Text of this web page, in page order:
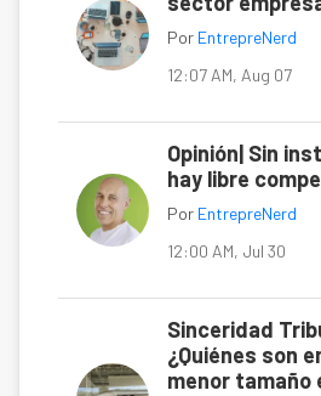
Por EntrepreNerd
12:07 AM, Aug 07
Opinión| Sin
hay libre
Por EntrepreNerd
12:00 AM, Jul 30
Sinceridad
¿Quiénes son
menor tamaño